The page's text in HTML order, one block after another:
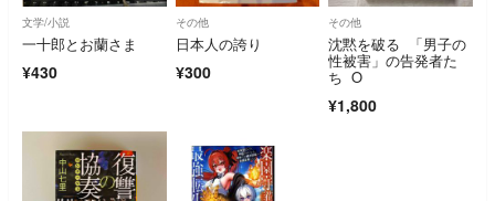
文学/小説
一十郎とお蘭さま
¥430
その他
日本人の誇り
¥300
その他
沈黙を破る 「男子の
性被害」の告発者た
ち O
¥1,800